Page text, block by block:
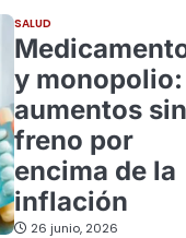
SALUD
y monopolio:
aumentos sin
freno por
encima de la
inflación
26 junio, 2026